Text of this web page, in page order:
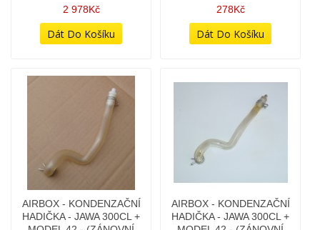
PERAK
2 978Kč
NEPOUŽITÝ DÍL)
278Kč